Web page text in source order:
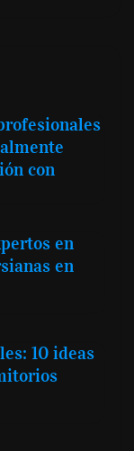
con
en
en
10 ideas